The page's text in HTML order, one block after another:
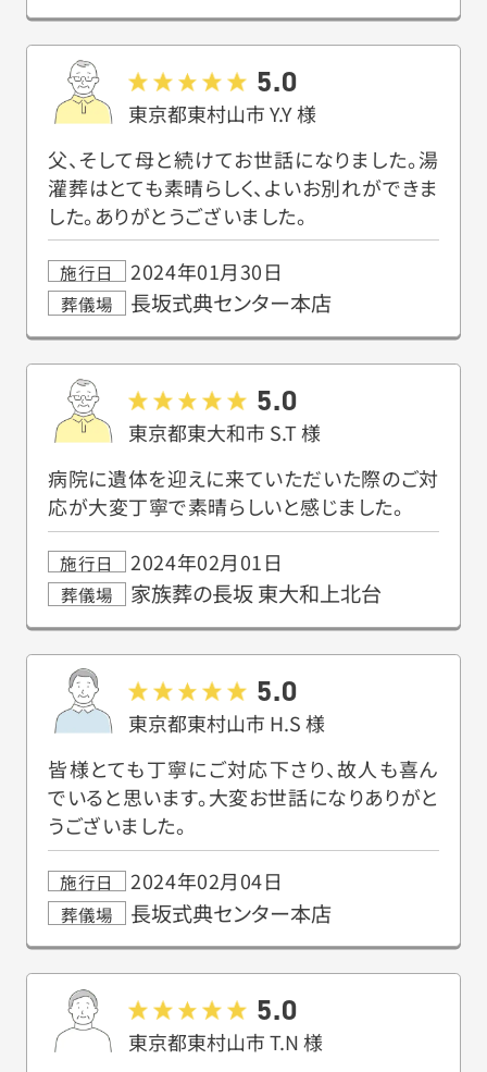
東京都東村山市Y.Y様
5.0
施行日 2024年01月30日
父、そして母と続けてお世話になりました。湯
灌葬はとても素晴らしく、よいお別れができま
した。ありがとうございました。
葬儀場 長坂式典センター本店
東京都東大和市 S.T様
5.0
施行日 2024年02月01日
病院に遺体を迎えに来ていただいた際のご対
応が大変丁寧で素晴らしいと感じました。
葬儀場 家族葬の長坂 東大和上北台
東京都東村山市 H.S様
5.0
施行日 2024年02月04日
皆様とても丁寧にご対応下さり、故人も喜ん
でいると思います。大変お世話になりありがと
うございました。
葬儀場 長坂式典センター本店
東京都東村山市T.N様
5.0